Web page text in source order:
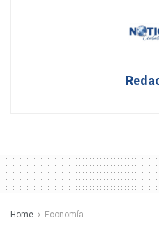
Home Economía